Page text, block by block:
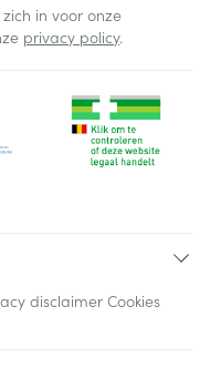
in voor onze
privacy policy.
disclaimer Cookies